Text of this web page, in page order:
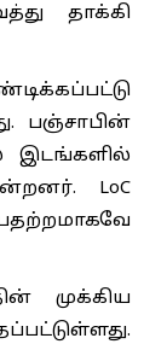
தாக்கி
பஞ்சாபின்
இடங்களில்
LoC
முக்கிய